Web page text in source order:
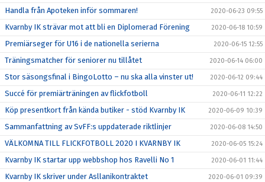
Handla från Apoteken inför sommaren! 2020-06-23 09:55
Kvarnby IK strävar mot att bli en Diplomerad Förening 2020-06-18 10:59
Premiärseger för U16 i de nationella serierna 2020-06-15 12:55
Träningsmatcher för seniorer nu tillåtet 2020-06-14 06:00
Stor säsongsfinal i BingoLotto – nu ska alla vinster ut! 2020-06-12 09:44
Succé för premiärträningen av flickfotboll 2020-06-11 12:22
Köp presentkort från kända butiker - stöd Kvarnby IK 2020-06-09 10:39
Sammanfattning av SvFF:s uppdaterade riktlinjer 2020-06-08 14:50
VÄLKOMNA TILL FLICKFOTBOLL 2020 I KVARNBY IK 2020-06-05 15:24
Kvarnby IK startar upp webbshop hos Ravelli No 1 2020-06-01 11:44
Kvarnby IK skriver under Asllanikontraktet 2020-06-01 09:39